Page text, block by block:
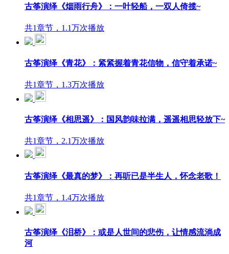
古筝演绎《烟雨行舟》：一叶轻船，一双人倚揽~
共1章节，1.1万次播放
古筝演绎《青花》：紧紧握着青花信物，信守着承诺~
共1章节，1.3万次播放
古筝演绎《相思遥》：国风韵味拉满，遥遥相思轻放下~
共1章节，2.1万次播放
古筝演绎《最真的梦》：再听已是半生人，怀念老歌！
共1章节，1.4万次播放
古筝演绎《泪桥》：或是人世间的悲伤，让情感流淌成
河